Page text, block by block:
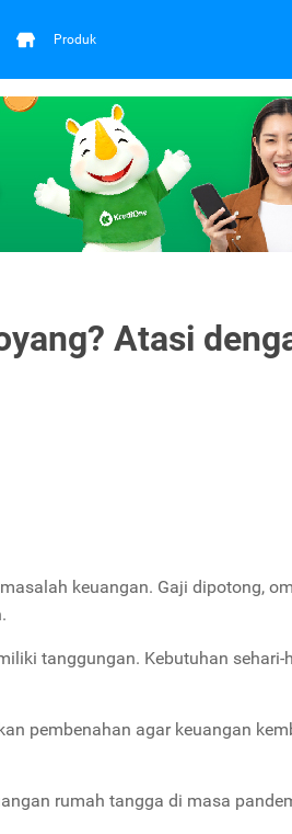
Produk
Atasi
keuangan. Gaji dipotong,
tanggungan. Kebutuhan sehari-
pembenahan agar keuangan
rumah tangga di masa